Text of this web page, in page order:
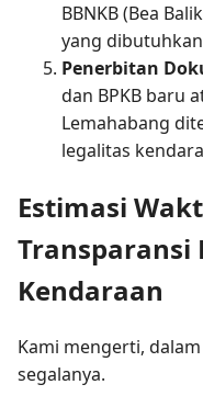
BBNKB (Bea
yang
Penerbitan
dan BPKB baru
Lemahabang
legalitas
Estimasi
Transparansi
Kendaraan
Kami mengerti,
segalanya.